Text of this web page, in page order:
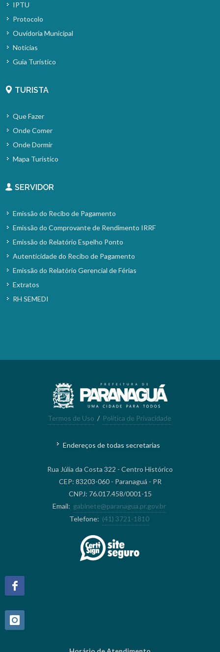
IPTU
Protocolo
Ouvidoria Municipal
Notícias
Guia Turístico
TURISTA
Que Fazer
Onde Comer
Onde Dormir
Mapa Turístico
SERVIDOR
Emissão do Recibo de Pagamento
Emissão do Comprovante de Rendimento IRRF
Emissão do Relatório Espelho Ponto
Autenticidade do Recibo de Pagamento
Emissão do Relatório Gerencial de Férias
Extratos
RH SEMEDI
Termos de Uso / Política de Privacidade
Endereços de todas secretarias
Rua Júlia da Costa 322 - Centro Histórico
CEP: 83203-060 - Paranaguá - PR
CNPJ: 76.017.458/0001-15
Email: gabinete@paranagua.pr.gov.br
Telefone: (41) 3721-1810